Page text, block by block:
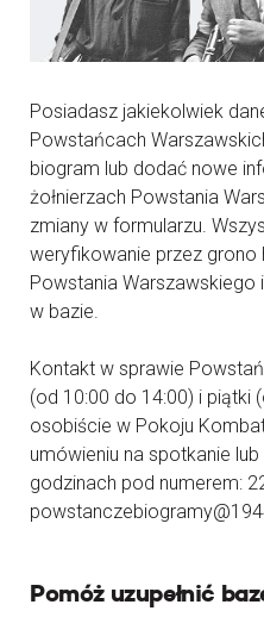
Posiadasz jakiekolwiek
Powstańcach
biogram lub dodać nowe
żołnierzach Powstania
zmiany w formularzu.
weryfikowanie przez grono
Powstania Warszawskiego
w bazie.
Kontakt w sprawie
(od 10:00 do 14:00) i piątki
osobiście w Pokoju
umówieniu na spotkanie
godzinach pod numerem:
Pomóż uzupełnić